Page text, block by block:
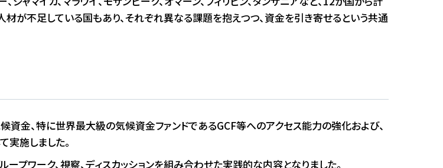
が不足している国もあり、それぞれ異なる課題を抱えつつ、資金を引き寄せるという共通
金、特に世界最大級の気候資金ファンドであるGCF等へのアクセス能力の強化および、
施しました。
プワーク、視察、ディスカッションを組み合わせた実践的な内容となりました。